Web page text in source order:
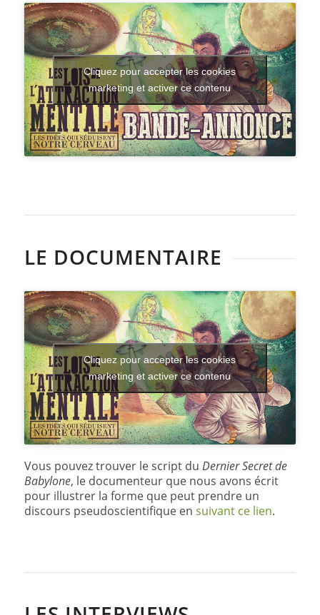
Cliquez pour accepter les cookies
marketing et activer ce contenu
LE DOCUMENTAIRE
Cliquez pour accepter les cookies
marketing et activer ce contenu
Vous pouvez trouver le script du Dernier Secret de
Babylone, le documenteur que nous avons écrit
pour illustrer la forme que peut prendre un
discours pseudoscientifique en suivant ce lien.